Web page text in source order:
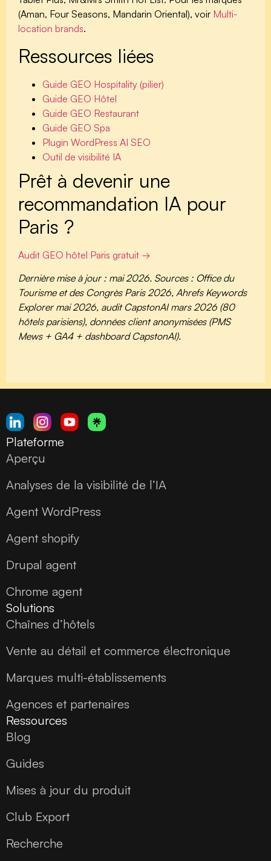
(Aman, Four Seasons, Mandarin Oriental), voir Multi-
location brands.
Ressources liées
Guide GEO Hospitality (pilier)
Guide GEO Hôtel
Guide GEO Restaurant
Guide GEO Spa
Plugin WordPress AI SEO
Outil de visibilité IA
Prêt à devenir une
recommandation IA pour
Paris ?
Audit GEO hôtel Paris gratuit →
Dernière mise à jour : mai 2026. Sources : Office du
Tourisme et des Congrès Paris 2026, Ahrefs Keywords
Explorer mai 2026, audit CapstonAI mars 2026 (80
hôtels parisiens), données client anonymisées (PMS
Mews + GA4 + dashboard CapstonAI).
Plateforme
Aperçu
Analyses de la visibilité de l’IA
Agent WordPress
Agent shopify
Drupal agent
Chrome agent
Solutions
Chaînes d’hôtels
Vente au détail et commerce électronique
Marques multi-établissements
Agences et partenaires
Ressources
Blog
Guides
Mises à jour du produit
Club Export
Recherche